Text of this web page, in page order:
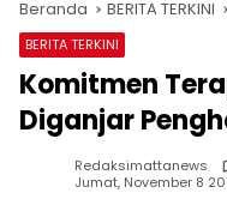
Beranda BERITA TERKINI
BERITA TERKINI
Komitmen
Diganjar
Redaksimattanews
Jumat, November 8